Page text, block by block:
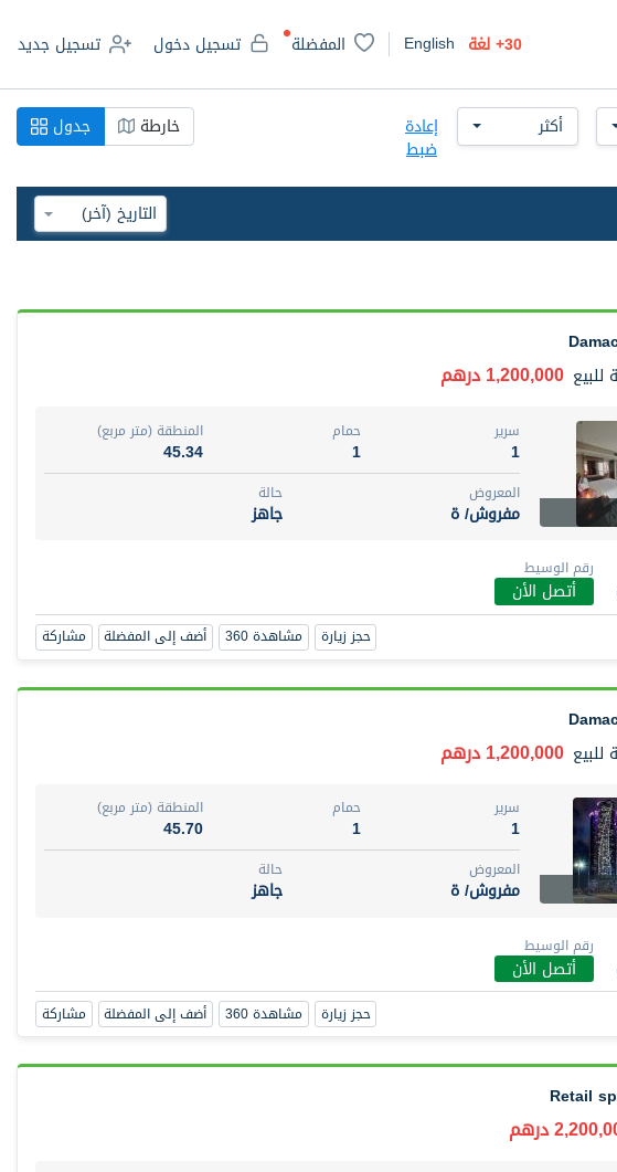
30+ لغة English المفضلة تسجيل دخول تسجيل جديد
أكثر إعادة
ضبط
خارطة جدول
للبيع 1,200,000 درهم
سرير
1
حمام
1
المنطقة (متر مربع)
45.34
المعروض
مفروش/ ة
حالة
جاهز
رقم الوسيط
أتصل الأن
حجز زيارة مشاهدة 360 أضف إلى المفضلة مشاركة
للبيع 1,200,000 درهم
سرير
1
حمام
1
المنطقة (متر مربع)
45.70
المعروض
مفروش/ ة
حالة
جاهز
رقم الوسيط
أتصل الأن
حجز زيارة مشاهدة 360 أضف إلى المفضلة مشاركة
Retail
درهم